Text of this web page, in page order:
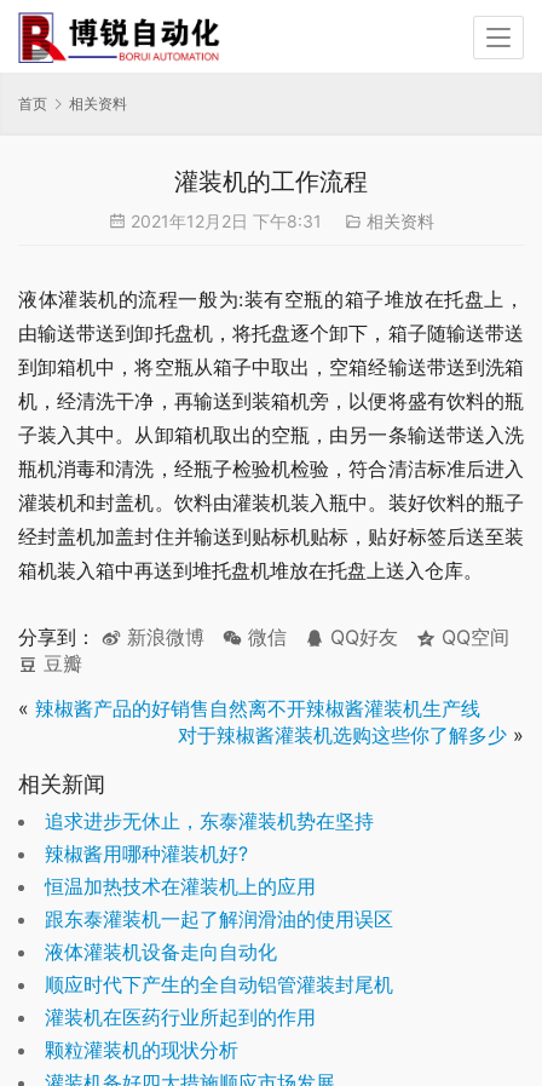
首页 相关资料
灌装机的工作流程
2021年12月2日 下午8:31 相关资料
液体灌装机的流程一般为:装有空瓶的箱子堆放在托盘上，
由输送带送到卸托盘机，将托盘逐个卸下，箱子随输送带送
到卸箱机中，将空瓶从箱子中取出，空箱经输送带送到洗箱
机，经清洗干净，再输送到装箱机旁，以便将盛有饮料的瓶
子装入其中。从卸箱机取出的空瓶，由另一条输送带送入洗
瓶机消毒和清洗，经瓶子检验机检验，符合清洁标准后进入
灌装机和封盖机。饮料由灌装机装入瓶中。装好饮料的瓶子
经封盖机加盖封住并输送到贴标机贴标，贴好标签后送至装
箱机装入箱中再送到堆托盘机堆放在托盘上送入仓库。
分享到： 新浪微博 微信 QQ好友
QQ空间
豆瓣
« 辣椒酱产品的好销售自然离不开辣椒酱灌装机生产线
对于辣椒酱灌装机选购这些你了解多少 »
相关新闻
追求进步无休止，东泰灌装机势在坚持
辣椒酱用哪种灌装机好?
恒温加热技术在灌装机上的应用
跟东泰灌装机一起了解润滑油的使用误区
液体灌装机设备走向自动化
顺应时代下产生的全自动铝管灌装封尾机
灌装机在医药行业所起到的作用
颗粒灌装机的现状分析